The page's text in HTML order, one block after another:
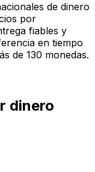
de dinero
por
fiables y
en tiempo
de 130 monedas.
dinero